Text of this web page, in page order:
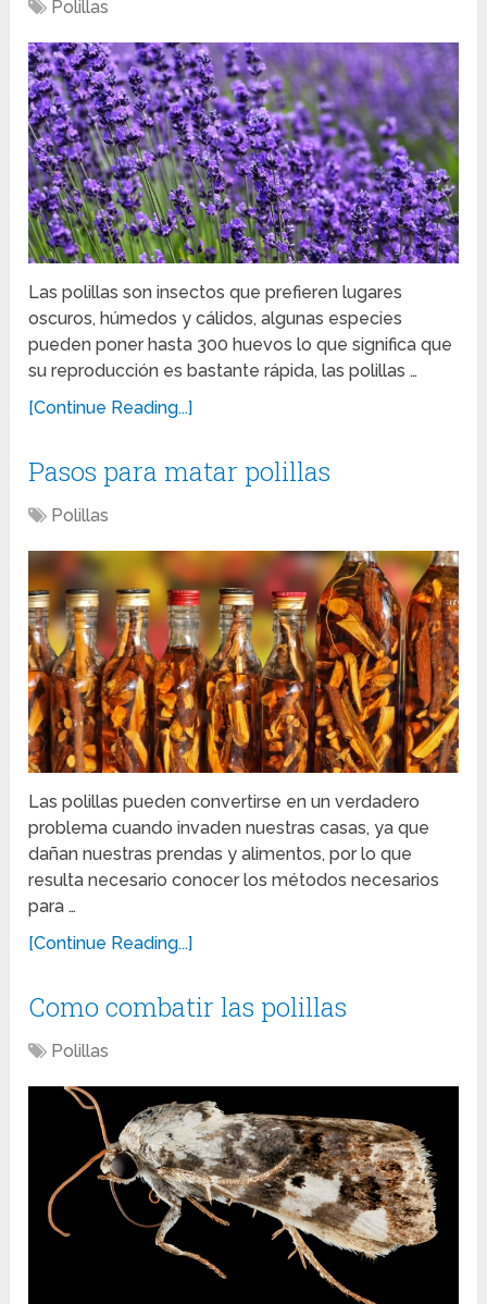
Polillas
Las polillas son insectos que prefieren lugares
oscuros, húmedos y cálidos, algunas especies
pueden poner hasta 300 huevos lo que significa que
su reproducción es bastante rápida, las polillas …
[Continue Reading...]
Pasos para matar polillas
Polillas
Las polillas pueden convertirse en un verdadero
problema cuando invaden nuestras casas, ya que
dañan nuestras prendas y alimentos, por lo que
resulta necesario conocer los métodos necesarios
para …
[Continue Reading...]
Como combatir las polillas
Polillas